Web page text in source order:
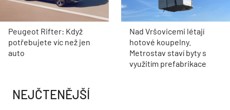
Peugeot Rifter: Když
potřebujete víc než jen
auto
Nad Vršovicemi létají
hotové koupelny.
Metrostav staví byty s
využitím prefabrikace
NEJČTENĚJŠÍ